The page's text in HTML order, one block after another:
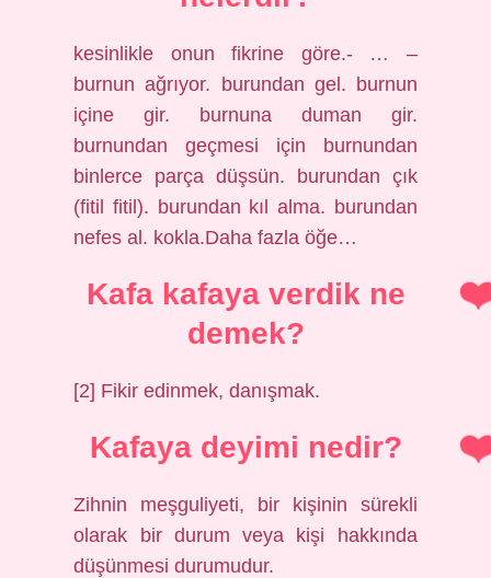
kesinlikle onun fikrine göre.- … –
burnun ağrıyor. burundan gel. burnun
içine gir. burnuna duman gir.
burnundan geçmesi için burnundan
binlerce parça düşsün. burundan çık
(fitil fitil). burundan kıl alma. burundan
nefes al. kokla.Daha fazla öğe…
Kafa kafaya verdik ne
demek?
[2] Fikir edinmek, danışmak.
Kafaya deyimi nedir?
Zihnin meşguliyeti, bir kişinin sürekli
olarak bir durum veya kişi hakkında
düşünmesi durumudur.